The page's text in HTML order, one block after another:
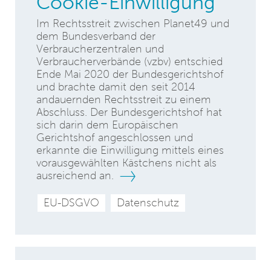
Im Rechtsstreit zwischen Planet49 und
dem Bundesverband der
Verbraucherzentralen und
Verbraucherverbände (vzbv) entschied
Ende Mai 2020 der Bundesgerichtshof
und brachte damit den seit 2014
andauernden Rechtsstreit zu einem
Abschluss. Der Bundesgerichtshof hat
sich darin dem Europäischen
Gerichtshof angeschlossen und
erkannte die Einwilligung mittels eines
vorausgewählten Kästchens nicht als
ausreichend an.
EU-DSGVO Datenschutz